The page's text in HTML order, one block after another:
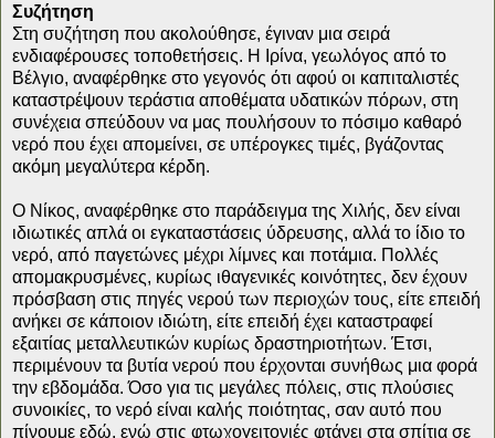
Συζήτηση
Στη συζήτηση που ακολούθησε, έγιναν μια σειρά
ενδιαφέρουσες τοποθετήσεις. Η Ιρίνα, γεωλόγος από το
Βέλγιο, αναφέρθηκε στο γεγονός ότι αφού οι καπιταλιστές
καταστρέψουν τεράστια αποθέματα υδατικών πόρων, στη
συνέχεια σπεύδουν να μας πουλήσουν το πόσιμο καθαρό
νερό που έχει απομείνει, σε υπέρογκες τιμές, βγάζοντας
ακόμη μεγαλύτερα κέρδη.
Ο Νίκος, αναφέρθηκε στο παράδειγμα της Χιλής, δεν είναι
ιδιωτικές απλά οι εγκαταστάσεις ύδρευσης, αλλά το ίδιο το
νερό, από παγετώνες μέχρι λίμνες και ποτάμια. Πολλές
απομακρυσμένες, κυρίως ιθαγενικές κοινότητες, δεν έχουν
πρόσβαση στις πηγές νερού των περιοχών τους, είτε επειδή
ανήκει σε κάποιον ιδιώτη, είτε επειδή έχει καταστραφεί
εξαιτίας μεταλλευτικών κυρίως δραστηριοτήτων. Έτσι,
περιμένουν τα βυτία νερού που έρχονται συνήθως μια φορά
την εβδομάδα. Όσο για τις μεγάλες πόλεις, στις πλούσιες
συνοικίες, το νερό είναι καλής ποιότητας, σαν αυτό που
πίνουμε εδώ, ενώ στις φτωχογειτονιές φτάνει στα σπίτια σε